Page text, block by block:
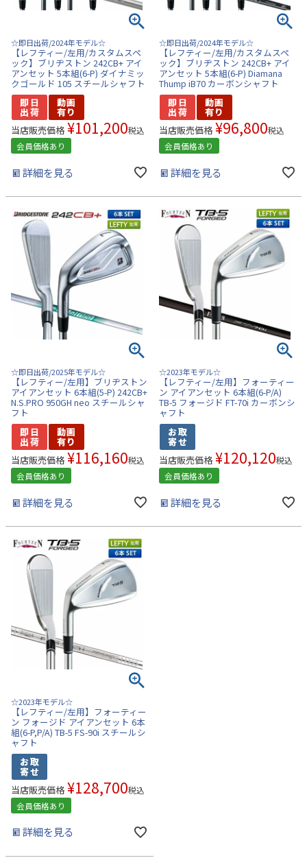
☆即日出荷/2024年モデル☆
【レフティー/左用/カスタムスペ
ック】ブリヂストン 242CB+ アイ
アンセット 5本組(6-P) ダイナミッ
クゴールド 105 スチールシャフト
当店販売価格 ¥101,200税込
会員価格あり
詳細を見る
☆即日出荷/2024年モデル☆
【レフティー/左用/カスタムスペ
ック】ブリヂストン 242CB+ アイ
アンセット 5本組(6-P) Diamana
Thump iB70 カーボンシャフト
当店販売価格 ¥96,800税込
会員価格あり
詳細を見る
☆即日出荷/2025年モデル☆
【レフティー/左用】ブリヂストン
アイアンセット 6本組(5-P) 242CB+
N.S.PRO 950GH neo スチールシャ
フト
当店販売価格 ¥116,160税込
会員価格あり
詳細を見る
☆2023年モデル☆
【レフティー/左用】フォーティー
ン アイアンセット 6本組(6-P/A)
TB-5 フォージド FT-70i カーボンシ
ャフト
当店販売価格 ¥120,120税込
会員価格あり
詳細を見る
☆2023年モデル☆
【レフティー/左用】フォーティー
ン フォージド アイアンセット 6本
組(6-P,P/A) TB-5 FS-90i スチールシ
ャフト
当店販売価格 ¥128,700税込
会員価格あり
詳細を見る